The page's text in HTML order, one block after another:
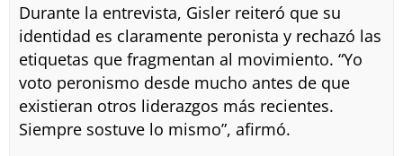
Durante la entrevista, Gisler reiteró que su
identidad es claramente peronista y rechazó las
etiquetas que fragmentan al movimiento. “Yo
voto peronismo desde mucho antes de que
existieran otros liderazgos más recientes.
Siempre sostuve lo mismo”, afirmó.